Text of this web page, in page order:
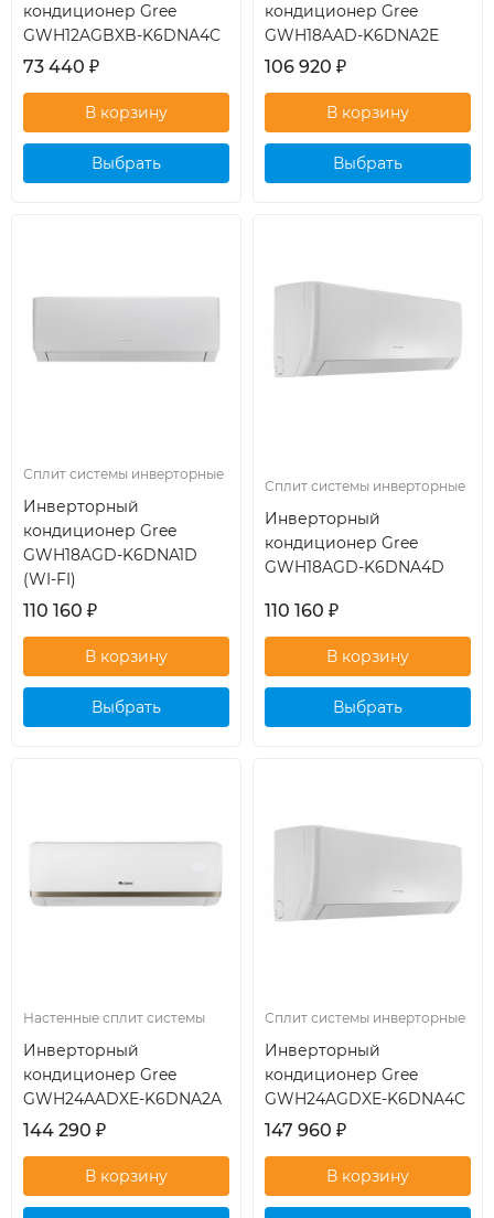
кондиционер Gree
GWH12AGBXB-K6DNA4C
73 440 ₽
Выбрать
кондиционер Gree
GWH18AAD-K6DNA2E
106 920 ₽
Выбрать
Сплит системы инверторные
Инверторный
кондиционер Gree
GWH18AGD-K6DNA1D
(WI-FI)
110 160 ₽
Выбрать
Сплит системы инверторные
Инверторный
кондиционер Gree
GWH18AGD-K6DNA4D
110 160 ₽
Выбрать
Настенные сплит системы
Инверторный
кондиционер Gree
GWH24AADXE-K6DNA2A
144 290 ₽
Сплит системы инверторные
Инверторный
кондиционер Gree
GWH24AGDXE-K6DNA4C
147 960 ₽